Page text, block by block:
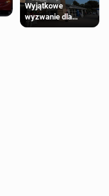
Wyjątkowe
wyzwanie dla
posiadaczy kart